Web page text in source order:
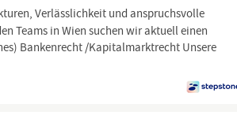
Verlässlichkeit und anspruchsvolle
Teams in Wien suchen wir aktuell einen
Bankenrecht /Kapitalmarktrecht Unsere